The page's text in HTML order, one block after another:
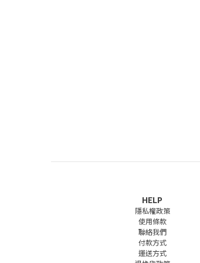
HELP
隱私權政策
使用條款
聯絡我們
付款方式
運送方式